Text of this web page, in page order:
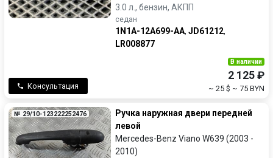
3.0 л., бензин, АКПП
седан
1N1A-12A699-AA, JD61212,
LR008877
Консультация
В наличии
2 125 ₽
~ 25 $ ~ 75 BYN
№ 29/10-123222252476
Ручка наружная двери передней
левой
Mercedes-Benz Viano W639 (2003 -
2010)